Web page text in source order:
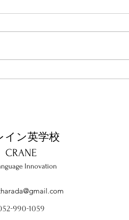
英語教育推進リ
いま
イン英学校
​CRANE
Innovation
990-1059